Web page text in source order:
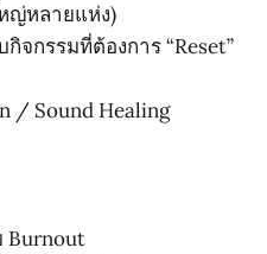
ญ่หลายแห่ง)
จกรรมที่ต้องการ “Reset”
/ Sound Healing
Burnout